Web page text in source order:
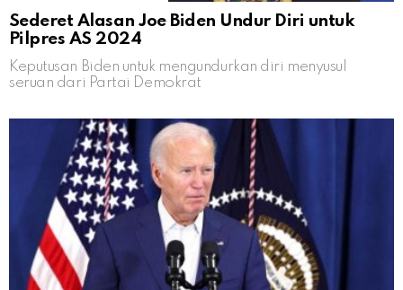
Sederet Alasan Joe Biden Undur Diri untuk
Pilpres AS 2024
Keputusan Biden untuk mengundurkan diri menyusul
seruan dari Partai Demokrat